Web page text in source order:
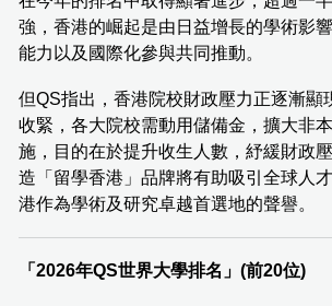
強，香港的崛起是由日益增長的學術影
能力以及國際化參與共同推動。
但QS指出，香港院校財政壓力正逐漸顯
收緊，各大院校需動用儲備金，擴大非
施，目的在於提升收生人數，紓緩財政
造「留學香港」品牌將有助吸引全球人
港作為學術及研究卓越首選地的聲譽。
「2026年QS世界大學排名」(前20位)